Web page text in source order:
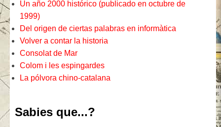
Un año 2000 histórico (publicado en octubre de
1999)
Del origen de ciertas palabras en informàtica
Volver a contar la historia
Consolat de Mar
Colom i les espingardes
La pólvora chino-catalana
Sabies que...?